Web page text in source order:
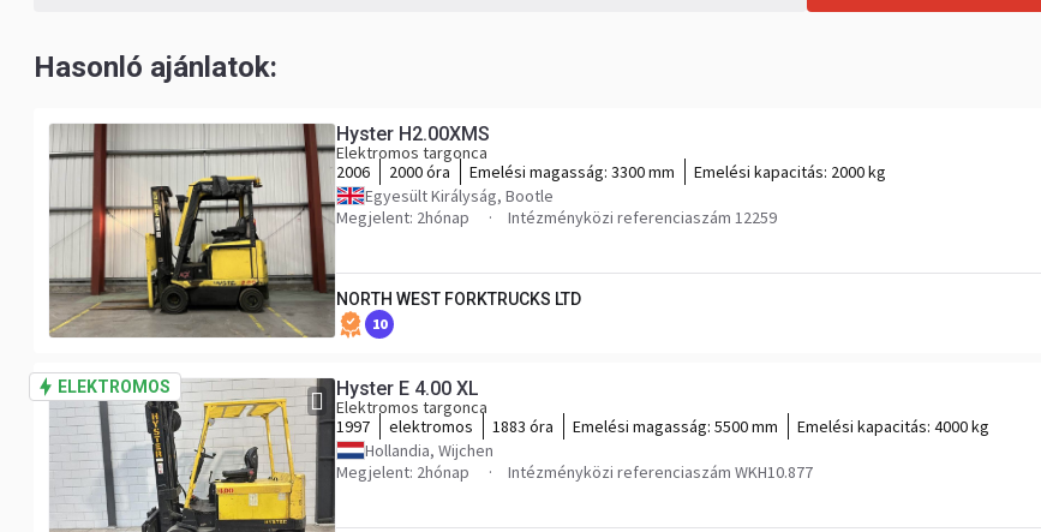
Hasonló ajánlatok:
Hyster H2.00XMS
Elektromos targonca
2006
2000 óra Emelési magasság: 3300 mm Emelési kapacitás: 2000 kg
Egyesült Királyság, Bootle
Megjelent: 2hónap
Intézményközi referenciaszám 12259
NORTH WEST FORKTRUCKS LTD
10
ELEKTROMOS Hyster E 4.00 XL
Elektromos targonca
1997
elektromos 1883 óra Emelési magasság: 5500 mm Emelési kapacitás: 4000 kg
Hollandia, Wijchen
Megjelent: 2hónap
Intézményközi referenciaszám WKH10.877